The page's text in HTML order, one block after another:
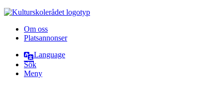
Hoppa till innehållet
Om oss
Platsannonser
Language
Sök
Meny